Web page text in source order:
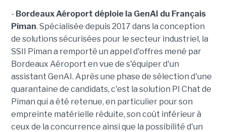
- Bordeaux Aéroport déploie la GenAI du Français
Piman. Spécialisée depuis 2017 dans la conception
de solutions sécurisées pour le secteur industriel, la
SSII Piman a remporté un appel d'offres mené par
Bordeaux Aéroport en vue de s'équiper d'un
assistant GenAI. Après une phase de sélection d'une
quarantaine de candidats, c'est la solution PI Chat de
Piman qui a été retenue, en particulier pour son
empreinte matérielle réduite, son coût inférieur à
ceux de la concurrence ainsi que la possibilité d'un